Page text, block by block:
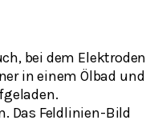
bei dem Elektroden
in einem Ölbad und
Das Feldlinien-Bild